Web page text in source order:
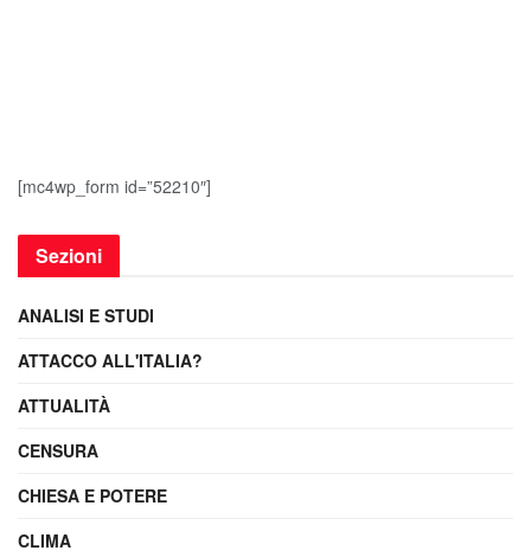
[mc4wp_form id=”52210″]
Sezioni
ANALISI E STUDI
ATTACCO ALL'ITALIA?
ATTUALITÀ
CENSURA
CHIESA E POTERE
CLIMA